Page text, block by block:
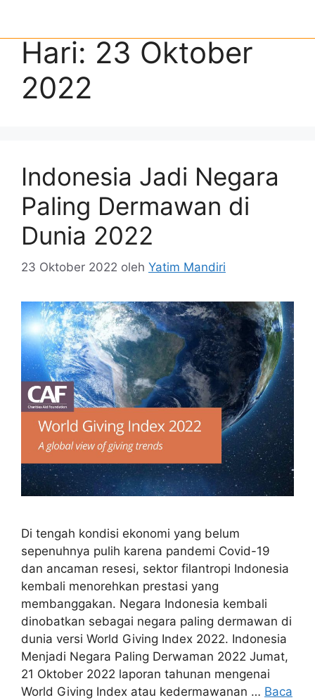
Hari: 23 Oktober
2022
Indonesia Jadi Negara
Paling Dermawan di
Dunia 2022
23 Oktober 2022 oleh Yatim Mandiri
Di tengah kondisi ekonomi yang belum
sepenuhnya pulih karena pandemi Covid-19
dan ancaman resesi, sektor filantropi Indonesia
kembali menorehkan prestasi yang
membanggakan. Negara Indonesia kembali
dinobatkan sebagai negara paling dermawan di
dunia versi World Giving Index 2022. Indonesia
Menjadi Negara Paling Derwaman 2022 Jumat,
21 Oktober 2022 laporan tahunan mengenai
World Giving Index atau kedermawanan … Baca